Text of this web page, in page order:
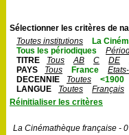
Sélectionner les critères de
Toutes institutions
La
Tous les périodiques
TITRE
Tous AB C DE
PAYS
Tous France
DECENNIE
Toutes <1900
LANGUE
Toutes Français
Réinitialiser les critères
La Cinémathèque française -